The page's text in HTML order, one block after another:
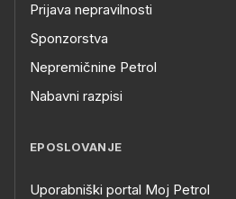
Prijava nepravilnosti
Sponzorstva
Nepremičnine Petrol
Nabavni razpisi
EPOSLOVANJE
Uporabniški portal Moj Petrol